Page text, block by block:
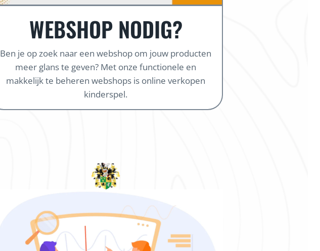
WEBSHOP NODIG?
Ben je op zoek naar een webshop om jouw producten
meer glans te geven? Met onze functionele en
makkelijk te beheren webshops is online verkopen
kinderspel.